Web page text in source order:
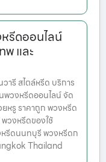
รีดออนไลน์
พ และ
รี สไตล์หรีด บริการ
พวงหรีดออนไลน์ จัด
หรู ราคาถูก พวงหรีด
วงหรีดของใช้
รีดนนทบุรี พวงหรีดก
Thailand